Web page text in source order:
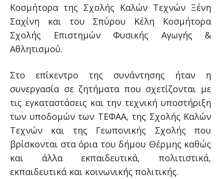
Κοσμήτορα της Σχολής Καλών Τεχνών Ξένη
Σαχίνη και του Σπύρου Κέλη Κοσμήτορα
Σχολής Επιστημών Φυσικής Αγωγής &
Αθλητισμού.
Στο επίκεντρο της συνάντησης ήταν η
συνεργασία σε ζητήματα που σχετίζονται με
τις εγκαταστάσεις και την τεχνική υποστήριξη
των υποδομών των ΤΕΦΑΑ, της Σχολής Καλών
Τεχνών και της Γεωπονικής Σχολής που
βρίσκονται στα όρια του δήμου Θέρμης καθώς
και άλλα εκπαιδευτικά, πολιτιστικά,
εκπαιδευτικά και κοινωνικής πολιτικής.